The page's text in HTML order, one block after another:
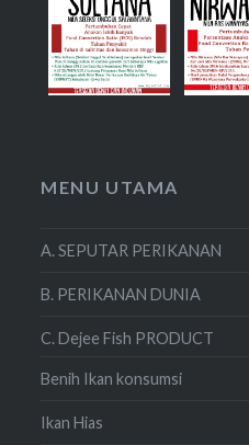
MENU UTAMA
A. SEPUTAR PERIKANAN
B. PERIKANAN DUNIA
C. Dejee Fish PRODUCT
Benih Ikan konsumsi
Ikan Hias